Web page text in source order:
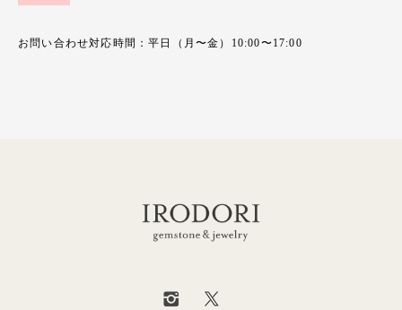
お問い合わせ対応時間：平日（月〜金）10:00〜17:00